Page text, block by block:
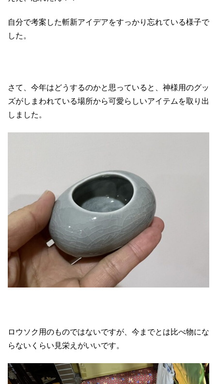
自分で考案した斬新アイデアをすっかり忘れている様子で
した。
さて、今年はどうするのかと思っていると、神様用のグッ
ズがしまわれている場所から可愛らしいアイテムを取り出
しました。
ロウソク用のものではないですが、今までとは比べ物にな
らないくらい見栄えがいいです。